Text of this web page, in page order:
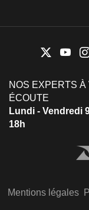
NOS EXPERTS À
ÉCOUTE
Lundi - Vendredi
18h
Mentions légales